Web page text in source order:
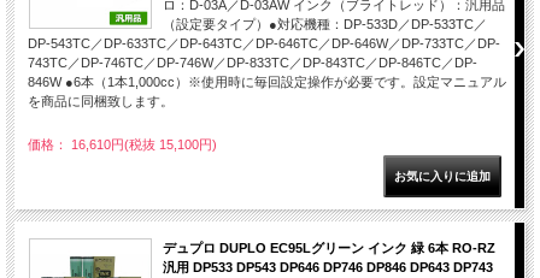
ロ：D-03A／D-03AW インク（ブライトレッド）：汎用品
（設定要タイプ）●対応機種：DP-533D／DP-533TC／
DP-543TC／DP-633TC／DP-643TC／DP-646TC／DP-646W／DP-733TC／DP-
743TC／DP-746TC／DP-746W／DP-833TC／DP-843TC／DP-846TC／DP-
846W ●6本（1本1,000cc）※使用時に毎回設定操作が必要です。設定マニュアル
を商品に同梱致します。
価格： 16,610円(税抜 15,100円)
デュプロ DUPLO EC95Lグリーン インク 緑 6本 RO-RZ
汎用 DP533 DP543 DP646 DP746 DP846 DP643 DP743